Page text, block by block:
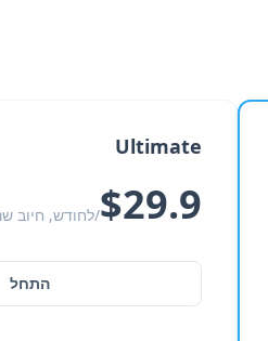
Ultimate
$29.9/לחודש, חיוב
התחל